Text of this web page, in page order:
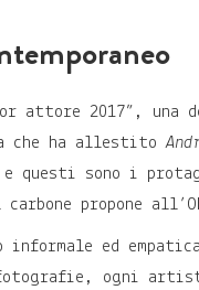
attore 2017”, una
che ha allestito
questi sono i
propone
informale ed
ogni